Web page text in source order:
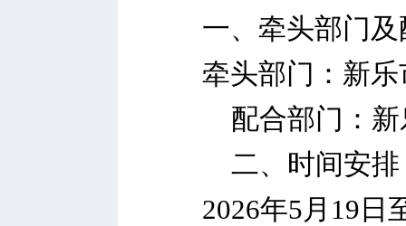
一、牵头部门
牵头部门： 新
配合部门：
二、时间安排
2026年5月 19日